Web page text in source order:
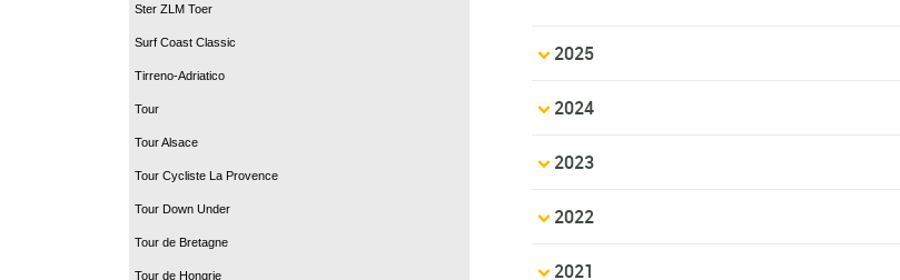
Ster ZLM Toer
Surf Coast Classic
Tirreno-Adriatico
Tour
Tour Alsace
Tour Cycliste La Provence
Tour Down Under
Tour de Bretagne
Tour de Hongrie
2025
2024
2023
2022
2021